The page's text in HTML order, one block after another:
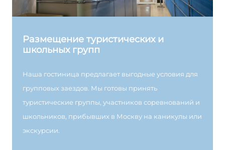
Размещение туристических и
школьных групп
Наша гостиница предлагает выгодные условия для
групповых заездов. Мы готовы принять
туристические группы, участников соревнований и
школьников, прибывших в Москву на каникулы или
экскурсии.